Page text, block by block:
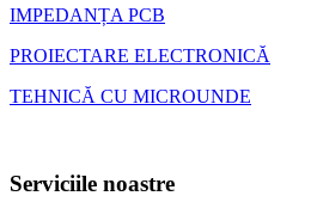
IMPEDANȚA PCB
PROIECTARE ELECTRONICĂ
TEHNICĂ CU MICROUNDE
Serviciile noastre